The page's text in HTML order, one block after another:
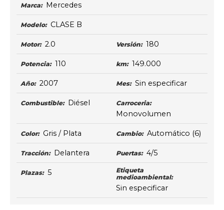
Marca: Mercedes
Modelo: CLASE B
Motor: 2.0 Versión: 180
Potencia: 110 km: 149.000
Año: 2007 Mes: Sin especificar
Combustible: Diésel Carroceria:
Monovolumen
Color: Gris / Plata Cambio: Automático (6)
Tracción: Delantera Puertas: 4/5
Plazas: 5
Etiqueta
medioambiental:
Sin especificar